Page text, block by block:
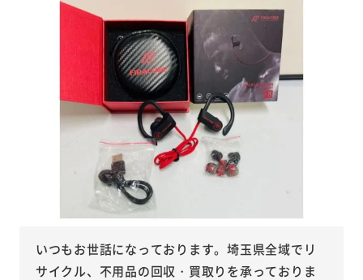
いつもお世話になっております。埼玉県全域でリ
サイクル、不用品の回収・買取りを承っておりま